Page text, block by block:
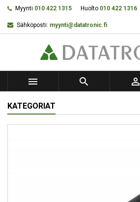
Myynti 010 422 1315 Huolto 010 422 1316
Sähköposti: myynti@datatronic.fi
  
KATEGORIAT